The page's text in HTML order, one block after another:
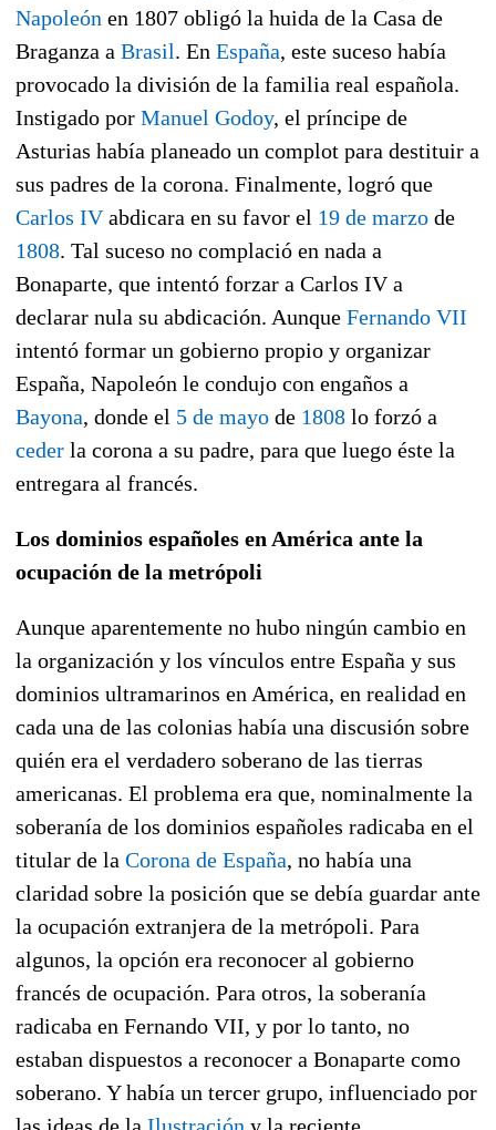
Napoleón en 1807 obligó la huida de la Casa de
Braganza a Brasil. En España, este suceso había
provocado la división de la familia real española.
Instigado por Manuel Godoy, el príncipe de
Asturias había planeado un complot para destituir a
sus padres de la corona. Finalmente, logró que
Carlos IVabdicara en su favor el 19 de marzo de
1808. Tal suceso no complació en nada a
Bonaparte, que intentó forzar a Carlos IV a
declarar nula su abdicación. Aunque Fernando VII
intentó formar un gobierno propio y organizar
España, Napoleón le condujo con engaños a
Bayona, donde el 5 de mayo de 1808 lo forzó a
ceder la corona a su padre, para que luego éste la
entregara al francés.
Los dominios españoles en América ante la
ocupación de la metrópoli
Aunque aparentemente no hubo ningún cambio en
la organización y los vínculos entre España y sus
dominios ultramarinos en América, en realidad en
cada una de las colonias había una discusión sobre
quién era el verdadero soberano de las tierras
americanas. El problema era que, nominalmente la
soberanía de los dominios españoles radicaba en el
titular de la Corona de España, no había una
claridad sobre la posición que se debía guardar ante
la ocupación extranjera de la metrópoli. Para
algunos, la opción era reconocer al gobierno
francés de ocupación. Para otros, la soberanía
radicaba en Fernando VII, y por lo tanto, no
estaban dispuestos a reconocer a Bonaparte como
soberano. Y había un tercer grupo, influenciado por